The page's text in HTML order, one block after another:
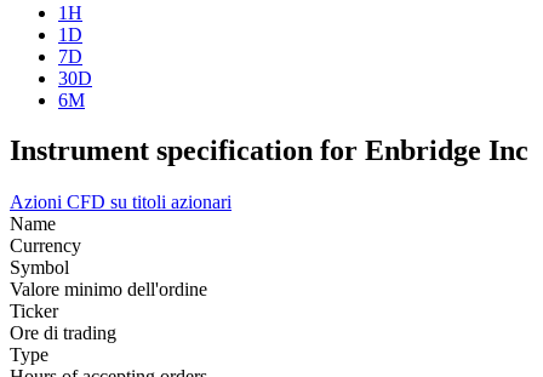
1H
1D
7D
30D
6M
Instrument specification for Enbridge Inc
Azioni CFD su titoli azionari
Name
Currency
Symbol
Valore minimo dell'ordine
Ticker
Ore di trading
Type